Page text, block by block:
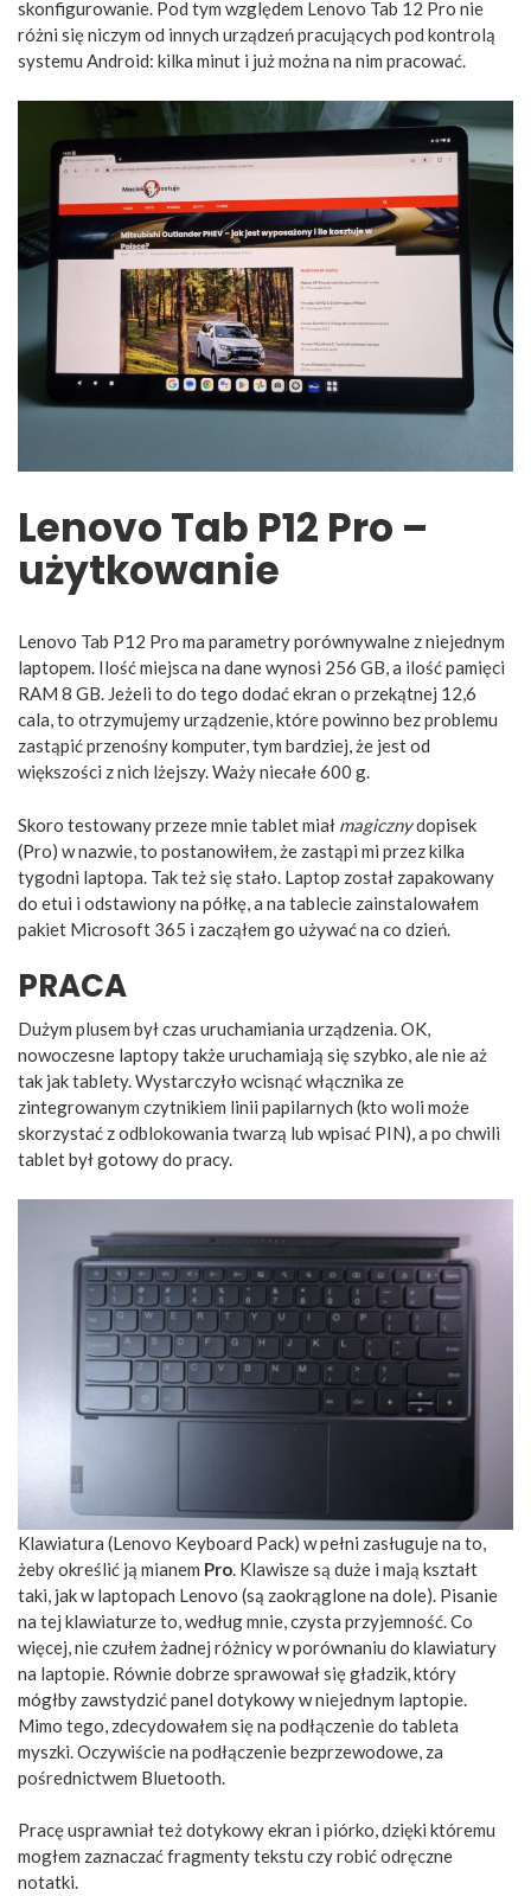
skonfigurowanie. Pod tym względem Lenovo Tab 12 Pro nie
różni się niczym od innych urządzeń pracujących pod kontrolą
systemu Android: kilka minut i już można na nim pracować.
Lenovo Tab P12 Pro –
użytkowanie
Lenovo Tab P12 Pro ma parametry porównywalne z niejednym
laptopem. Ilość miejsca na dane wynosi 256 GB, a ilość pamięci
RAM 8 GB. Jeżeli to do tego dodać ekran o przekątnej 12,6
cala, to otrzymujemy urządzenie, które powinno bez problemu
zastąpić przenośny komputer, tym bardziej, że jest od
większości z nich lżejszy. Waży niecałe 600 g.
Skoro testowany przeze mnie tablet miał magicznydopisek
(Pro) w nazwie, to postanowiłem, że zastąpi mi przez kilka
tygodni laptopa. Tak też się stało. Laptop został zapakowany
do etui i odstawiony na półkę, a na tablecie zainstalowałem
pakiet Microsoft 365 i zacząłem go używać na co dzień.
PRACA
Dużym plusem był czas uruchamiania urządzenia. OK,
nowoczesne laptopy także uruchamiają się szybko, ale nie aż
tak jak tablety. Wystarczyło wcisnąć włącznika ze
zintegrowanym czytnikiem linii papilarnych (kto woli może
skorzystać z odblokowania twarzą lub wpisać PIN), a po chwili
tablet był gotowy do pracy.
Klawiatura (Lenovo Keyboard Pack) w pełni zasługuje na to,
żeby określić ją mianem Pro . Klawisze są duże i mają kształt
taki, jak w laptopach Lenovo (są zaokrąglone na dole). Pisanie
na tej klawiaturze to, według mnie, czysta przyjemność. Co
więcej, nie czułem żadnej różnicy w porównaniu do klawiatury
na laptopie. Równie dobrze sprawował się gładzik, który
mógłby zawstydzić panel dotykowy w niejednym laptopie.
Mimo tego, zdecydowałem się na podłączenie do tableta
myszki. Oczywiście na podłączenie bezprzewodowe, za
pośrednictwem Bluetooth.
Pracę usprawniał też dotykowy ekran i piórko, dzięki któremu
mogłem zaznaczać fragmenty tekstu czy robić odręczne
notatki.